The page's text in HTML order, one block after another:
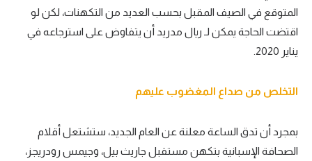
المتوقع في الصيف المقبل بحسب العديد من التكهنات، لكن لو
اقتضت الحاجة يمكن لـ ريال مدريد أن يتفاوض على استرجاعه في
يناير 2020.
التخلص من صداع المغضوب عليهم
بمجرد أن تدق الساعة معلنة عن العام الجديد، ستشتعل أقلام
الصحافة الإسبانية بتكهن مستقبل جاريث بيل، وجيمس رودريجز،